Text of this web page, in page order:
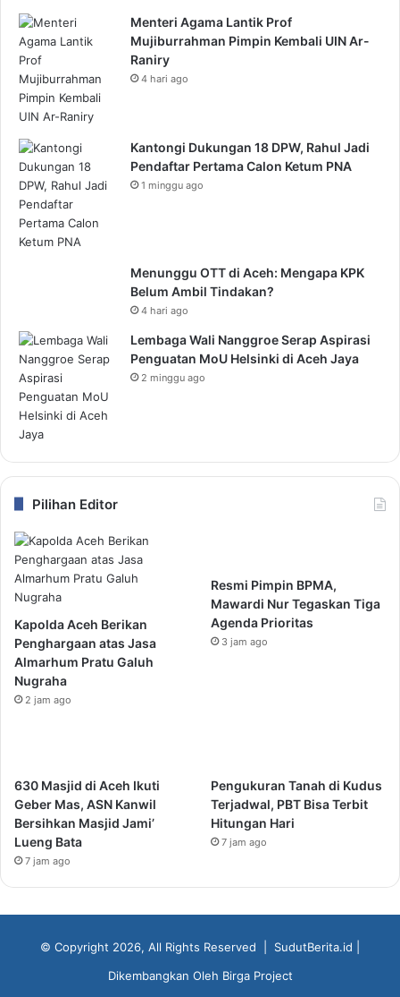
Menteri Agama Lantik Prof
Mujiburrahman Pimpin Kembali UIN Ar-
Raniry
4 hari ago
Kantongi Dukungan 18 DPW, Rahul Jadi
Pendaftar Pertama Calon Ketum PNA
1 minggu ago
Menunggu OTT di Aceh: Mengapa KPK
Belum Ambil Tindakan?
4 hari ago
Lembaga Wali Nanggroe Serap Aspirasi
Penguatan MoU Helsinki di Aceh Jaya
2 minggu ago
Pilihan Editor
Kapolda Aceh Berikan
Penghargaan atas Jasa
Almarhum Pratu Galuh
Nugraha
2 jam ago
Resmi Pimpin BPMA,
Mawardi Nur Tegaskan Tiga
Agenda Prioritas
3 jam ago
630 Masjid di Aceh Ikuti
Geber Mas, ASN Kanwil
Bersihkan Masjid Jami’
Lueng Bata
7 jam ago
Pengukuran Tanah di Kudus
Terjadwal, PBT Bisa Terbit
Hitungan Hari
7 jam ago
© Copyright 2026, All Rights Reserved | SudutBerita.id
Dikembangkan Oleh Birga Project